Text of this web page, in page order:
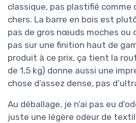
classique, pas plastifié comme
chers. La barre en bois est
pas de gros nœuds moches ou
pas sur une finition haut de
produit à ce prix, ça tient la
de 1,5 kg) donne aussi une
chose d’assez dense, pas
Au déballage, je n’ai pas eu
juste une légère odeur de